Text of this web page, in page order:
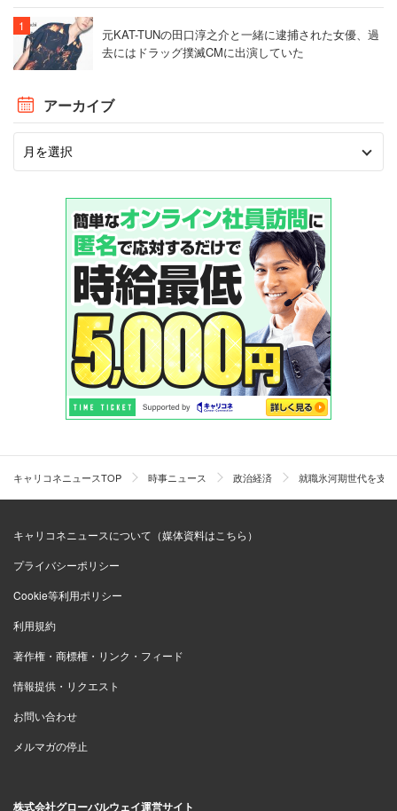
元KAT-TUNの田口淳之介と一緒に逮捕された女優、過
去にはドラッグ撲滅CMに出演していた
アーカイブ
キャリコネニュースTOP 時事ニュース 政治経済 就職氷河期世代を支
キャリコネニュースについて（媒体資料はこちら）
プライバシーポリシー
Cookie等利用ポリシー
利用規約
著作権・商標権・リンク・フィード
情報提供・リクエスト
お問い合わせ
メルマガの停止
株式会社グローバルウェイ運営サイト